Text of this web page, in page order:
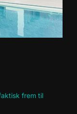
frem til